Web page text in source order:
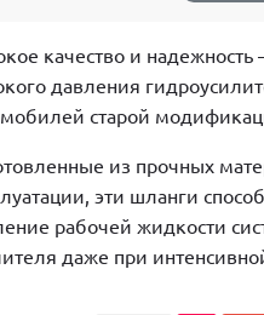
качество и
давления
старой
из прочных
эти шланги
рабочей жидкости
даже при